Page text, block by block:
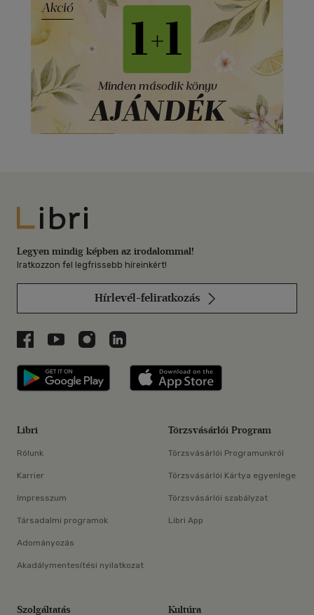
Libri
Legyen mindig képben az irodalommal!
Iratkozzon fel legfrissebb híreinkért!
Hírlevél-feliratkozás
Libri a Facebookon
Libri a Youtube-on
Libri az Instagramon
Libri a LinkedInen
Libri applikáció Szerezd meg: Google
Libri
Rólunk
Karrier
Impresszum
Társadalmi programok
Adományozás
Akadálymentesítési nyilatkozat
Törzsvásárlói Program
Törzsvásárlói Programunkról
Törzsvásárlói Kártya egyenlege
Törzsvásárlói szabályzat
Libri App
Szolgáltatás Kultúra